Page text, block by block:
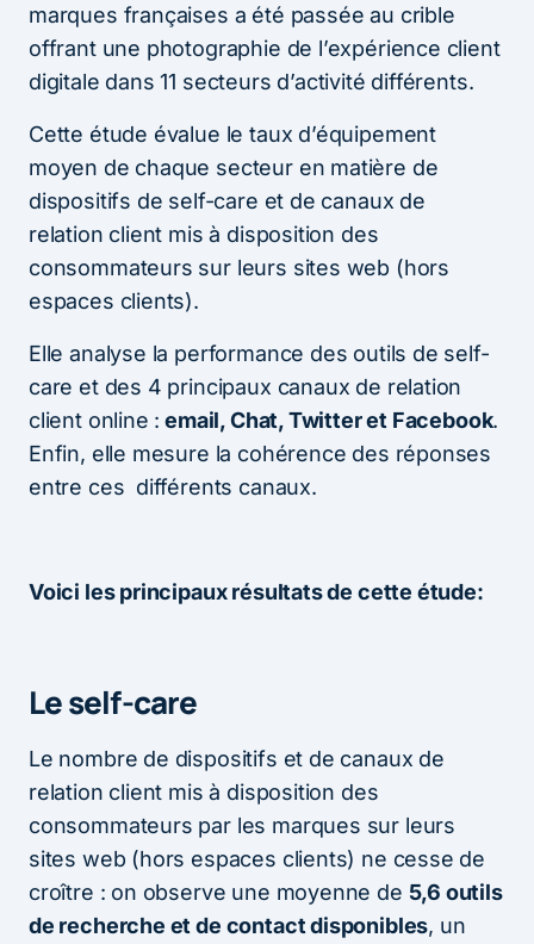
marques françaises a été passée au crible
offrant une photographie de l’expérience client
digitale dans 11 secteurs d’activité différents.
Cette étude évalue le taux d’équipement
moyen de chaque secteur en matière de
dispositifs de self-care et de canaux de
relation client mis à disposition des
consommateurs sur leurs sites web (hors
espaces clients).
Elle analyse la performance des outils de self-
care et des 4 principaux canaux de relation
client online : email, Chat, Twitter et Facebook.
Enfin, elle mesure la cohérence des réponses
entre ces différents canaux.
Voici les principaux résultats de cette étude:
Le self-care
Le nombre de dispositifs et de canaux de
relation client mis à disposition des
consommateurs par les marques sur leurs
sites web (hors espaces clients) ne cesse de
croître : on observe une moyenne de 5,6 outils
de recherche et de contact disponibles, un